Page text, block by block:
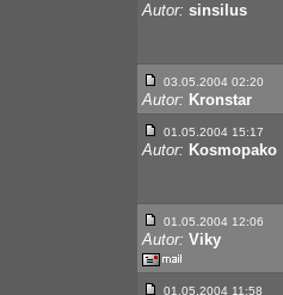
Autor: sinsilus
03.05.2004 02:20
Autor: Kronstar
01.05.2004 15:17
Autor: Kosmopako
01.05.2004 12:06
Autor: Viky
01.05.2004 11:58